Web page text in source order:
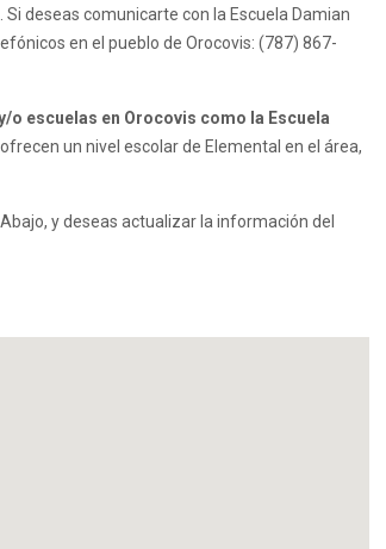
deseas comunicarte con la Escuela Damian
en el pueblo de Orocovis: (787) 867-
o escuelas en Orocovis como la Escuela
un nivel escolar de Elemental en el área,
y deseas actualizar la información del